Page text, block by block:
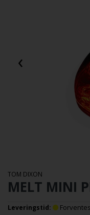
‹
TOM DIXON
MELT MINI
Leveringstid: